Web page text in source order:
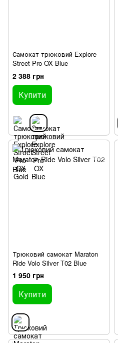
Самокат трюковий Explore
Street Pro OX Blue
2 388 грн
Купити
Трюковий самокат Maraton
Ride Volo Silver T02 Blue
1 950 грн
Купити